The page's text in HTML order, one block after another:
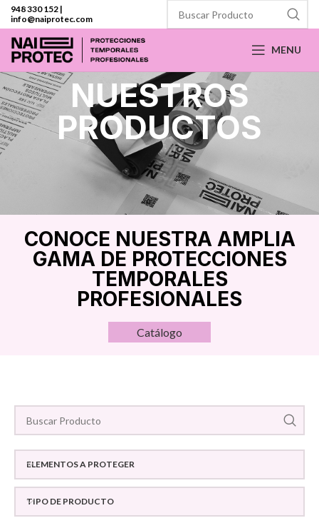
948 330 152 |
info@naiprotec.com
MENU
NUESTROS
PRODUCTOS
CONOCE NUESTRA AMPLIA
GAMA DE PROTECCIONES
TEMPORALES
PROFESIONALES
Catálogo
ELEMENTOS A PROTEGER
TIPO DE PRODUCTO